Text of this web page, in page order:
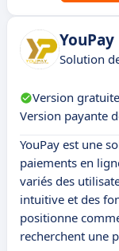
YouPay
Solution
Version gratuite
Version payante
YouPay est une
paiements en
variés des
intuitive et des
positionne
recherchent une